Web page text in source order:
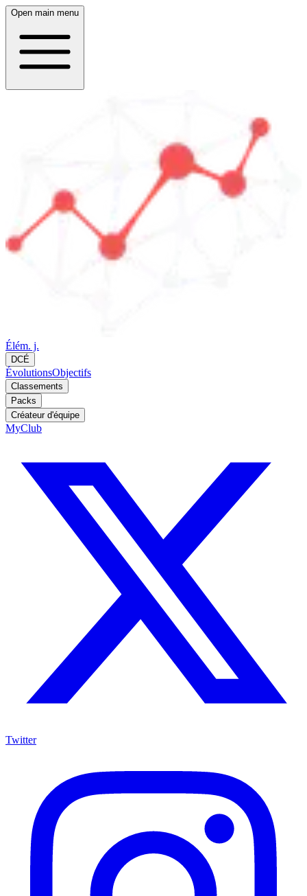
Open main menu
Élém. j.
DCÉ
ÉvolutionsObjectifs
Classements
Packs
Créateur d'équipe
MyClub
Twitter